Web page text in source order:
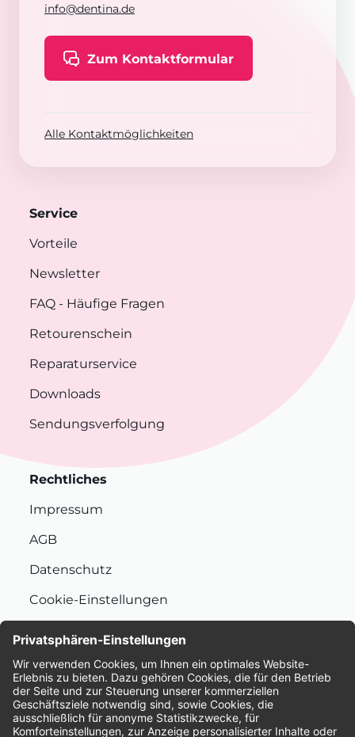
info@dentina.de
Zum Kontaktformular
Alle Kontaktmöglichkeiten
Service
Vorteile
Newsletter
FAQ - Häufige Fragen
Retourenschein
Reparaturservice
Downloads
Sendungsverfolgung
Rechtliches
Impressum
AGB
Datenschutz
Cookie-Einstellungen
Bewertungen